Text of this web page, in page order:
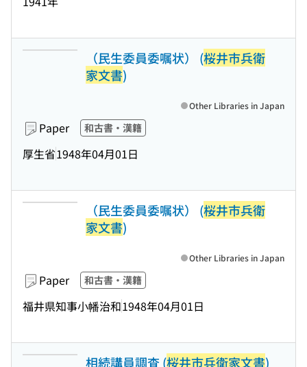
（民生委員委嘱状） (桜井市兵衛
家文書)
Paper 和古書・漢籍
厚生省1948年04月01日
Other Libraries in Japan
（民生委員委嘱状） (桜井市兵衛
家文書)
Paper 和古書・漢籍
福井県知事小幡治和1948年04月01日
Other Libraries in Japan
相続講員調査 (桜井市兵衛家文書)